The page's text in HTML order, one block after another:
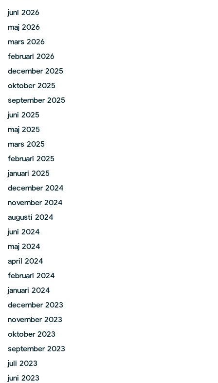
juni 2026
maj 2026
mars 2026
februari 2026
december 2025
oktober 2025
september 2025
juni 2025
maj 2025
mars 2025
februari 2025
januari 2025
december 2024
november 2024
augusti 2024
juni 2024
maj 2024
april 2024
februari 2024
januari 2024
december 2023
november 2023
oktober 2023
september 2023
juli 2023
juni 2023